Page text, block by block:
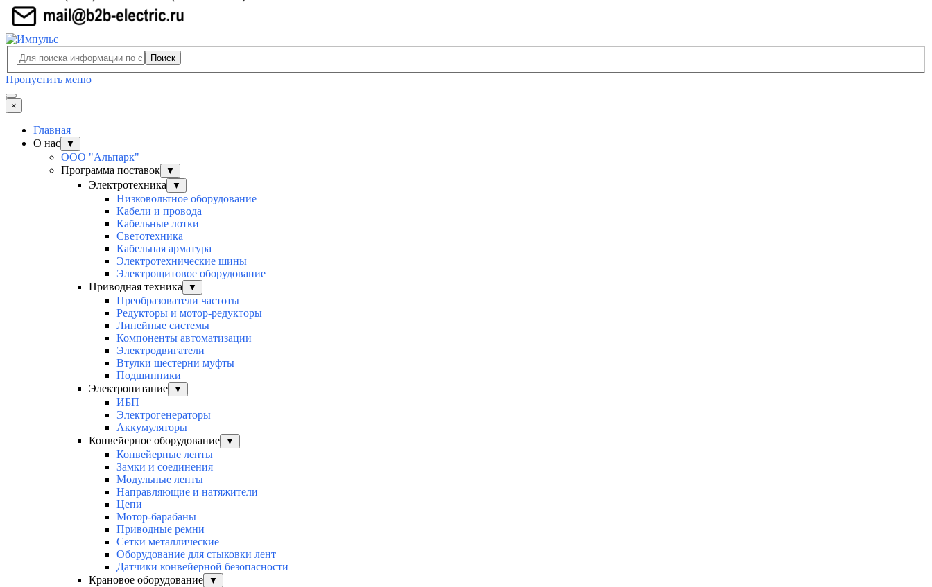
Поиск
Пропустить меню
×
Главная
О нас
▼
ООО "Альпарк"
Программа поставок
▼
Электротехника ▼
Низковольтное оборудование
Кабели и провода
Кабельные лотки
Светотехника
Кабельная арматура
Электротехнические шины
Электрощитовое оборудование
Приводная техника
▼
Преобразователи частоты
Редукторы и мотор-редукторы
Линейные системы
Компоненты автоматизации
Электродвигатели
Втулки шестерни муфты
Подшипники
Электропитание
▼
ИБП
Электрогенераторы
Аккумуляторы
Конвейерное оборудование
▼
Конвейерные ленты
Замки и соединения
Модульные ленты
Направляющие и натяжители
Цепи
Мотор-барабаны
Приводные ремни
Сетки металлические
Оборудование для стыковки лент
Датчики конвейерной безопасности
Крановое оборудование
▼